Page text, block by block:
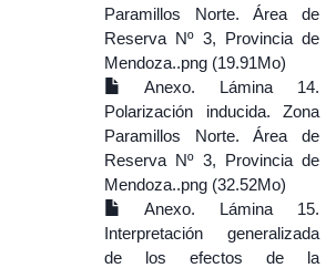
Paramillos Norte. Área de
Reserva Nº 3, Provincia de
Mendoza..png (19.91Mo)
Anexo. Lámina 14.
Polarización inducida. Zona
Paramillos Norte. Área de
Reserva Nº 3, Provincia de
Mendoza..png (32.52Mo)
Anexo. Lámina 15.
Interpretación generalizada
de los efectos de la